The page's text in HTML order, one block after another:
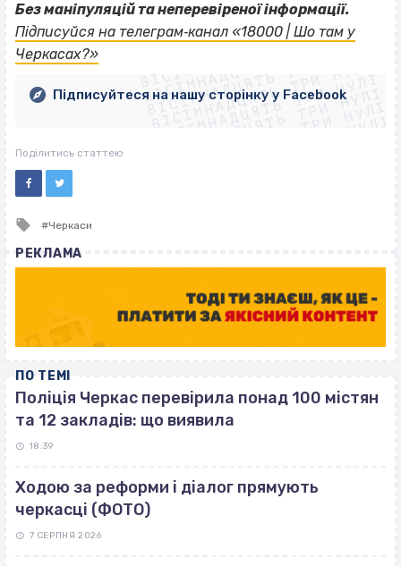
Без маніпуляцій та неперевіреної інформації.
Підписуйся на телеграм‐канал «18000 | Шо там у
Черкасах?»
ВІСІМНАДЦЯТЬ ТРИ НУЛІ
ВІСІМНАДЦЯТЬ ТРИ НУЛІ
ВІСІМНАДЦЯТЬ ТРИ НУЛІ
ВІСІМНАДЦЯТЬ ТРИ НУЛІ
ВІСІМНАДЦЯТЬ ТРИ НУЛІ
ВІСІМНАДЦЯТЬ ТРИ НУЛІ
ВІСІМНАДЦЯТЬ ТРИ НУЛІ
ВІСІМНАДЦЯТЬ ТРИ НУЛІ
Підписуйтеся на нашу сторінку у Facebook
Поділитись статтею
Tagged
Черкаси
РЕКЛАМА
ПО ТЕМІ
Поліція Черкас перевірила понад 100 містян
та 12 закладів: що виявила
18:39
Ходою за реформи і діалог прямують
черкасці (ФОТО)
7 СЕРПНЯ 2026